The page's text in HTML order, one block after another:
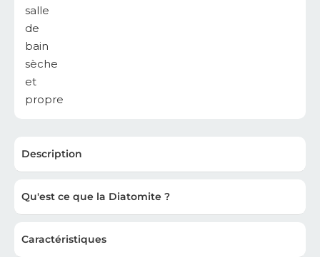
Description
Qu'est ce que la Diatomite ?
Caractéristiques